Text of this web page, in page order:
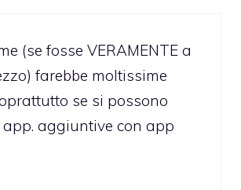
(se fosse VERAMENTE a
farebbe moltissime
se si possono
aggiuntive con app